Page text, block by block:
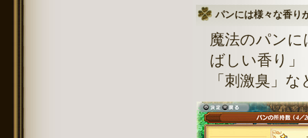
パンには様々な香り
魔法のパン
ばしい香り
「刺激臭」な